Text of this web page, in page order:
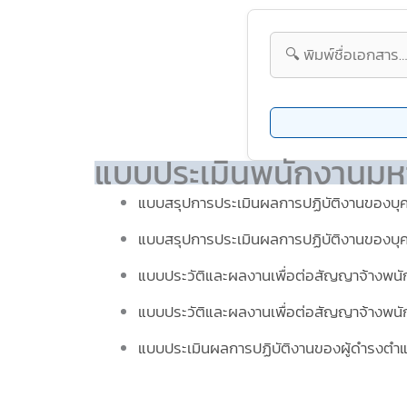
แบบประเมินพนักงานม
แบบสรุปการประเมินผลการปฏิบัติงานของบุ
แบบสรุปการประเมินผลการปฏิบัติงานของ
แบบประวัติและผลงานเพื่อต่อสัญญาจ้างพนั
แบบประวัติและผลงานเพื่อต่อสัญญาจ้างพนั
แบบประเมินผลการปฏิบัติงานของผู้ดำรงตำ